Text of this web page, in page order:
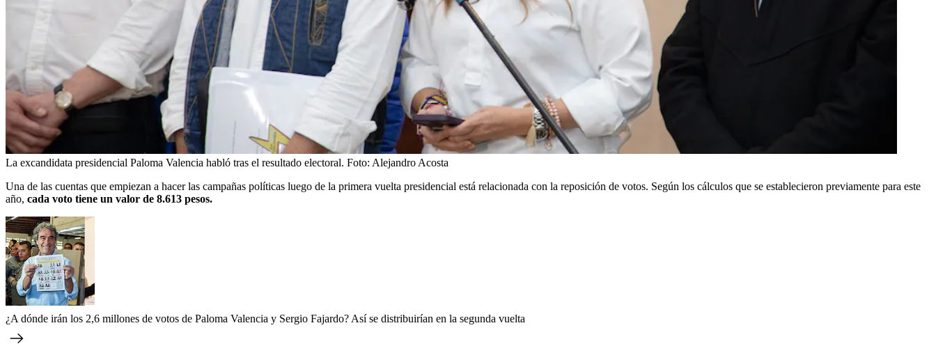
La excandidata presidencial Paloma Valencia habló tras el resultado electoral. Foto: Alejandro Acosta
Una de las cuentas que empiezan a hacer las campañas políticas luego de la primera vuelta presidencial está relacionada con la reposición de votos. Según los cálculos que se establecieron previamente para este
año, cada voto tiene un valor de 8.613 pesos.
¿A dónde irán los 2,6 millones de votos de Paloma Valencia y Sergio Fajardo? Así se distribuirían en la segunda vuelta